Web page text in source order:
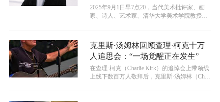
2025年9月1日早7点20，当代美术批评家、画
家、诗人、艺术家、清华大学美术学院教授岛
克里斯·汤姆林回顾查理·柯克十万
人追思会：“一场觉醒正在发生”
​在查理·柯克（Charlie Kirk）的追悼会上带领线
上线下数百万人敬拜后，克里斯·汤姆林（Chris